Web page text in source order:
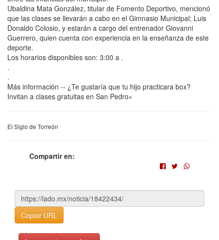
Ubaldina Mata González, titular de Fomento Deportivo, mencionó
que las clases se llevarán a cabo en el Gimnasio Municipal; Luis
Donaldo Colosio, y estarán a cargo del entrenador Giovanni
Guerrero, quien cuenta con experiencia en la enseñanza de este
deporte.
Los horarios disponibles son: 3:00 a .
.
.
Más información -- ¿Te gustaría que tu hijo practicara box?
Invitan a clases gratuitas en San Pedro»
El Siglo de Torreón
Compartir en:
Copiar URL